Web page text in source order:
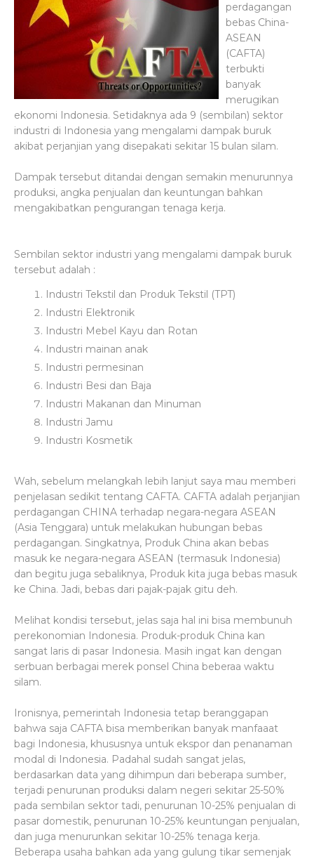
perdagangan
bebas China-
ASEAN
(CAFTA)
terbukti
banyak
merugikan
ekonomi Indonesia. Setidaknya ada 9 (sembilan) sektor
industri di Indonesia yang mengalami dampak buruk
akibat perjanjian yang disepakati sekitar 15 bulan silam.
Dampak tersebut ditandai dengan semakin menurunnya
produksi, angka penjualan dan keuntungan bahkan
mengakibatkan pengurangan tenaga kerja.
Sembilan sektor industri yang mengalami dampak buruk
tersebut adalah :
Industri Tekstil dan Produk Tekstil (TPT)
Industri Elektronik
Industri Mebel Kayu dan Rotan
Industri mainan anak
Industri permesinan
Industri Besi dan Baja
Industri Makanan dan Minuman
Industri Jamu
Industri Kosmetik
Wah, sebelum melangkah lebih lanjut saya mau memberi
penjelasan sedikit tentang CAFTA. CAFTA adalah perjanjian
perdagangan CHINA terhadap negara-negara ASEAN
(Asia Tenggara) untuk melakukan hubungan bebas
perdagangan. Singkatnya, Produk China akan bebas
masuk ke negara-negara ASEAN (termasuk Indonesia)
dan begitu juga sebaliknya, Produk kita juga bebas masuk
ke China. Jadi, bebas dari pajak-pajak gitu deh.
Melihat kondisi tersebut, jelas saja hal ini bisa membunuh
perekonomian Indonesia. Produk-produk China kan
sangat laris di pasar Indonesia. Masih ingat kan dengan
serbuan berbagai merek ponsel China beberaa waktu
silam.
Ironisnya, pemerintah Indonesia tetap beranggapan
bahwa saja CAFTA bisa memberikan banyak manfaaat
bagi Indonesia, khususnya untuk ekspor dan penanaman
modal di Indonesia. Padahal sudah sangat jelas,
berdasarkan data yang dihimpun dari beberapa sumber,
terjadi penurunan produksi dalam negeri sekitar 25-50%
pada sembilan sektor tadi, penurunan 10-25% penjualan di
pasar domestik, penurunan 10-25% keuntungan penjualan,
dan juga menurunkan sekitar 10-25% tenaga kerja.
Beberapa usaha bahkan ada yang gulung tikar semenjak